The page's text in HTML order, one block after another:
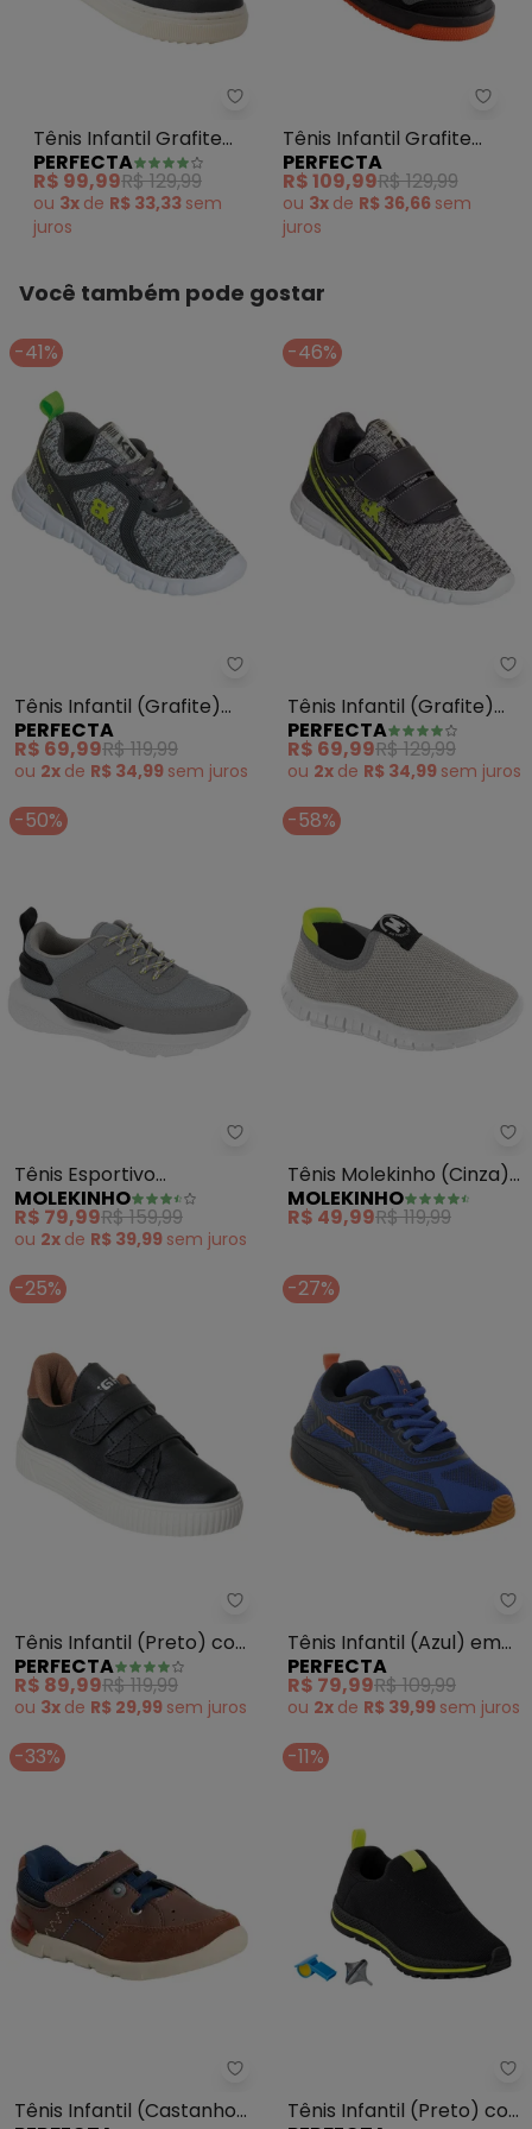
Perfecta - Tênis Infantil Grafite
Tênis Infantil Grafite
em Sintético
PERFECTA
R$ 99,99R$ 129,99
ou 3x de R$ 33,33 sem
juros
Tênis Infantil Grafite
com Fechamento em
Velcro
PERFECTA
R$ 109,99R$ 129,99
ou 3x de R$ 36,66 sem
juros
Você também pode gostar
-41%
Perfecta - Tênis Infantil
Tênis Infantil (Grafite)
com Solado em Eva
PERFECTA
R$ 69,99R$ 119,99
ou 2x de R$ 34,99 sem juros
-46%
Tênis Infantil (Grafite)
Solado em Eva
PERFECTA
R$ 69,99R$ 129,99
ou 2x de R$ 34,99 sem juros
-50%
Molekinho - Tênis Esportivo
Tênis Esportivo
Molekinho (Cinza) em
Tecido
MOLEKINHO
R$ 79,99R$ 159,99
ou 2x de R$ 39,99 sem juros
-58%
Tênis Molekinho (Cinza)
Estilo Slip On
MOLEKINHO
R$ 49,99R$ 119,99
-25%
Perfecta - Tênis Infantil
Tênis Infantil (Preto) com
Velcro Duplo
PERFECTA
R$ 89,99R$ 119,99
ou 3x de R$ 29,99 sem juros
-27%
Tênis Infantil (Azul) em
Tecido
PERFECTA
R$ 79,99R$ 109,99
ou 2x de R$ 39,99 sem juros
-33%
Perfecta - Tênis Infantil
Tênis Infantil (Castanho)
-11%
Tênis Infantil (Preto) com